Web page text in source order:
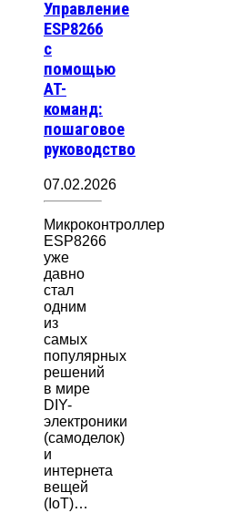
Управление
ESP8266
с
помощью
AT-
команд:
пошаговое
руководство
07.02.2026
Микроконтроллер
ESP8266
уже
давно
стал
одним
из
самых
популярных
решений
в мире
DIY-
электроники
(самоделок)
и
интернета
вещей
(IoT)…